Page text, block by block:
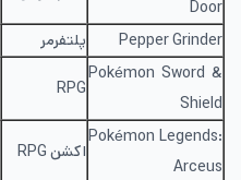
Door
Pepper Grinder پلتفرمر
Pokémon Sword &
Shield
RPG
Pokémon Legends:
Arceus
اکشن RPG